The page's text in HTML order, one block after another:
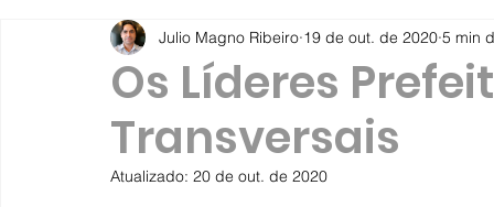
Os Líderes
Transversais
Julio Magno Ribeiro 19 de out. de 2020 5 min
Atualizado: 20 de out. de 2020